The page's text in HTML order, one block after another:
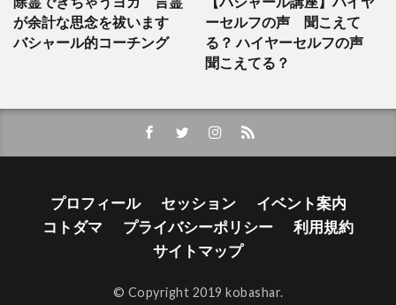
が余計な思念を祓います
バシャール的コーチング
ーセルフの声 聞こえて
る？ ハイヤーセルフの声
聞こえてる？
プロフィール セッション
イベント案内
コトダマ
プライバシーポリシー
利用規約
サイトマップ
© Copyright 2019 kobashar.